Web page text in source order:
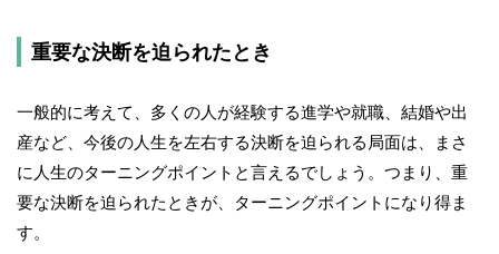
重要な決断を迫られたとき
一般的に考えて、多くの人が経験する進学や就職、結婚や出
産など、今後の人生を左右する決断を迫られる局面は、まさ
に人生のターニングポイントと言えるでしょう。つまり、重
要な決断を迫られたときが、ターニングポイントになり得ま
す。